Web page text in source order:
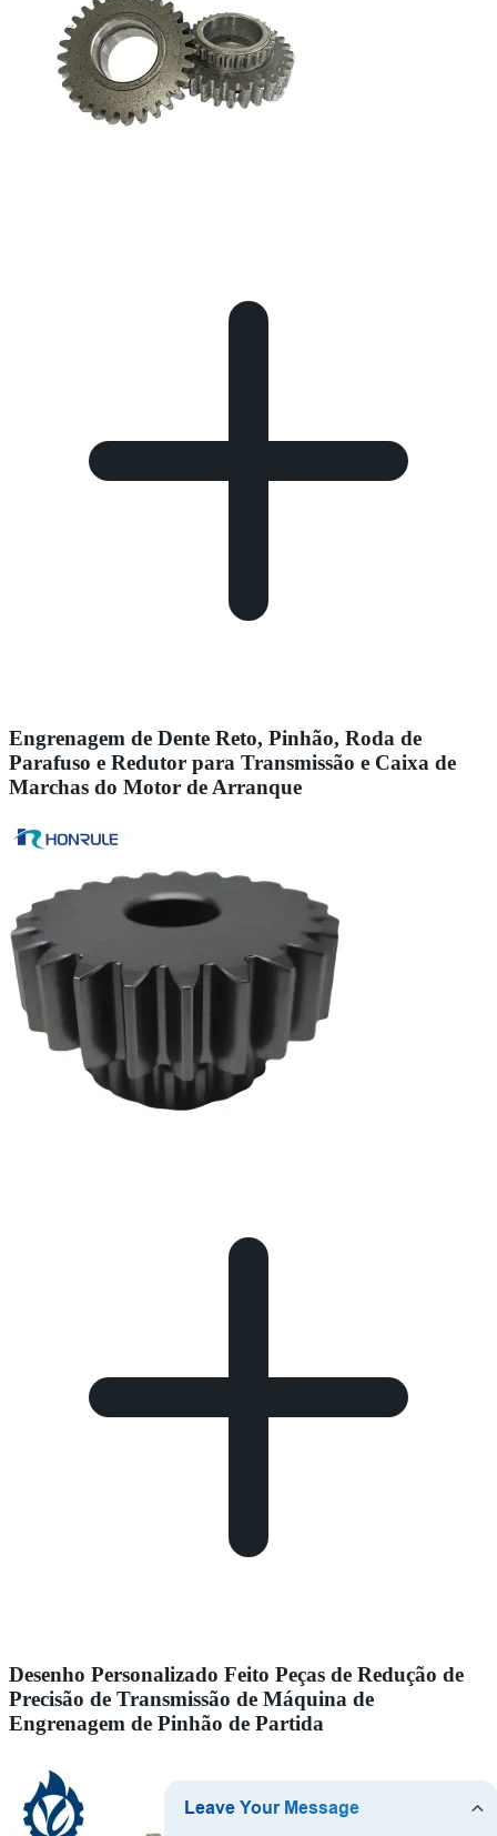
Engrenagem de Dente Reto, Pinhão, Roda de
Parafuso e Redutor para Transmissão e Caixa de
Marchas do Motor de Arranque
Desenho Personalizado Feito Peças de Redução de
Precisão de Transmissão de Máquina de
Engrenagem de Pinhão de Partida